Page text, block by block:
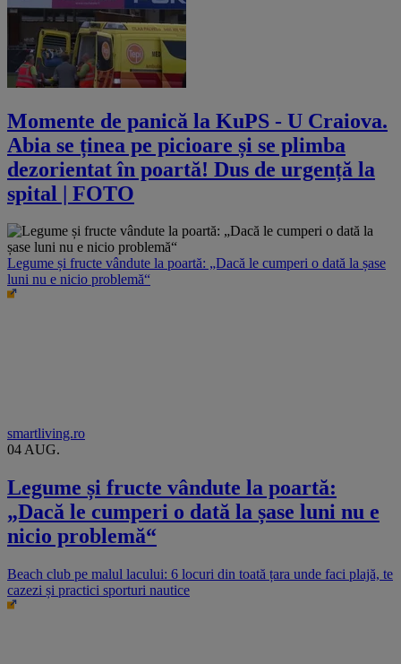
Momente de panică la KuPS - U Craiova.
Abia se ținea pe picioare și se plimba
dezorientat în poartă! Dus de urgență la
spital | FOTO
Legume și fructe vândute la poartă: „Dacă le cumperi o dată la șase
luni nu e nicio problemă“
smartliving.ro
04 AUG.
Legume și fructe vândute la poartă:
„Dacă le cumperi o dată la șase luni nu e
nicio problemă“
Beach club pe malul lacului: 6 locuri din toată țara unde faci plajă, te
cazezi și practici sporturi nautice